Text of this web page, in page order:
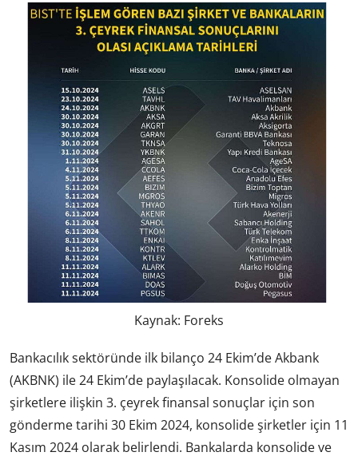
Kaynak: Foreks
Bankacılık sektöründe ilk bilanço 24 Ekim’de Akbank
(AKBNK) ile 24 Ekim’de paylaşılacak. Konsolide olmayan
şirketlere ilişkin 3. çeyrek finansal sonuçlar için son
gönderme tarihi 30 Ekim 2024, konsolide şirketler için 11
Kasım 2024 olarak belirlendi. Bankalarda konsolide ve